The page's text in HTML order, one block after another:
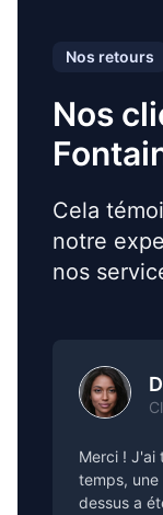
Nos retours
Nos
Cela
notre
nos
Merci ! J'ai
temps,
dessus a